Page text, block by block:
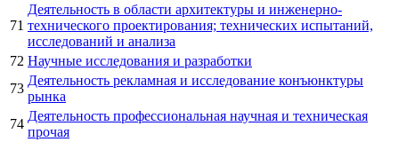
71
Деятельность в области архитектуры и инженерно-
технического проектирования; технических испытаний,
исследований и анализа
72 Научные исследования и разработки
73
Деятельность рекламная и исследование конъюнктуры
рынка
74
Деятельность профессиональная научная и техническая
прочая